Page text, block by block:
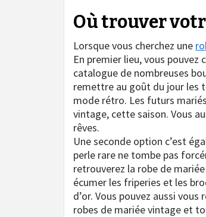
Où trouver
Lorsque vous cherchez une
En premier lieu, vous
catalogue de nombreuses
remettre au goût du jour les
mode rétro. Les futurs
vintage, cette saison. Vous
rêves.
Une seconde option c’est
perle rare ne tombe pas
retrouverez la robe de
écumer les friperies et les
d’or. Vous pouvez aussi
robes de mariée vintage et